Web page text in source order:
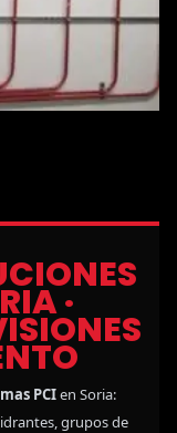
·
PCIen Soria:
grupos de